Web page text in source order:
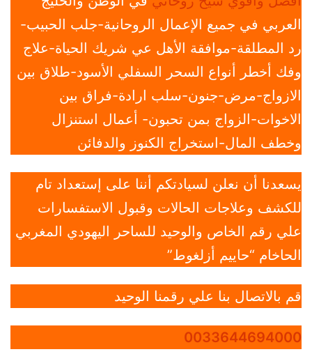
العربي في جميع الإعمال الروحانية-جلب الحبيب-
رد المطلقة-موافقة الأهل عي شريك الحياة-علاج
وفك أخطر أنواع السحر السفلي الأسود-طلاق بين
الازواج-مرض-جنون-سلب ارادة-فراق بين
الاخوات-الزواج بمن تحبون- أعمال استنزال
وخطف المال-استخراج الكنوز والدفائن
يسعدنا أن نعلن لسيادتكم أننا على إستعداد تام
للكشف وعلاجات الحالات وقبول الاستفسارات
علي رقم الخاص والوحيد للساحر اليهودي المغربي
الحاخام “حاييم أزلغوط”
قم بالاتصال بنا علي رقمنا الوحيد
0033644694000